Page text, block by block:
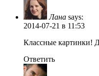
Лана says:
2014-07-21 в 11:53
Классные картинки!
Ответить